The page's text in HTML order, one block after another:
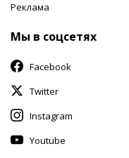
Реклама
Мы в соцсетях
Facebook
Twitter
Instagram
Youtube